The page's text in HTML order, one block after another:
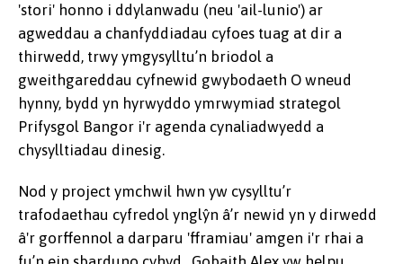
'stori' honno i ddylanwadu (neu 'ail-lunio') ar
agweddau a chanfyddiadau cyfoes tuag at dir a
thirwedd, trwy ymgysylltu’n briodol a
gweithgareddau cyfnewid gwybodaeth O wneud
hynny, bydd yn hyrwyddo ymrwymiad strategol
Prifysgol Bangor i'r agenda cynaliadwyedd a
chysylltiadau dinesig.
Nod y project ymchwil hwn yw cysylltu’r
trafodaethau cyfredol ynglŷn â’r newid yn y dirwedd
â'r gorffennol a darparu 'fframiau' amgen i'r rhai a